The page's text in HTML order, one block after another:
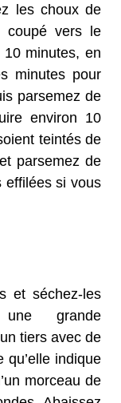
les choux de
coupé vers le
minutes, en
minutes pour
parsemez de
environ 10
teintés de
parsemez de
effilées si vous
et séchez-les
une grande
tiers avec de
qu’elle indique
morceau de